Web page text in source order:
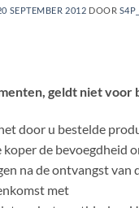
SEPTEMBER 2012 DOOR
geldt niet voor
door u bestelde
de bevoegdheid
na de ontvangst van
met